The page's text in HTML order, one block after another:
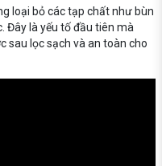
loại bỏ các tạp chất như bùn
Đây là yếu tố đầu tiên mà
sau lọc sạch và an toàn cho